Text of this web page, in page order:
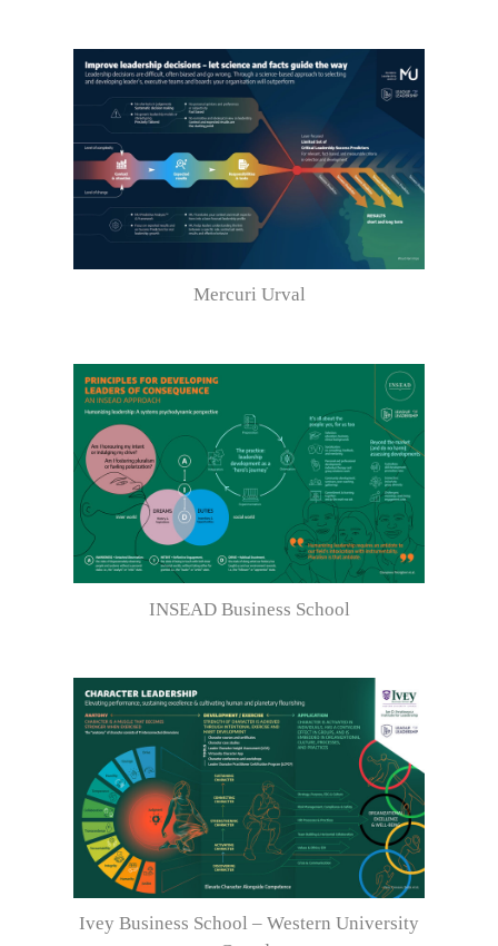
Mercuri Urval
INSEAD Business School
Ivey Business School – Western University